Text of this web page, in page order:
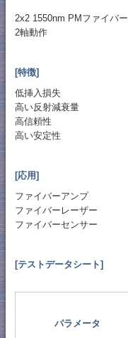
2x2 1550nm PMファイバ
2軸動作
[特徴]
低挿入損失
高い反射減衰量
高信頼性
高い安定性
[応用]
ファイバーアンプ
ファイバーレーザー
ファイバーセンサー
[テストデータシート]
パラメータ